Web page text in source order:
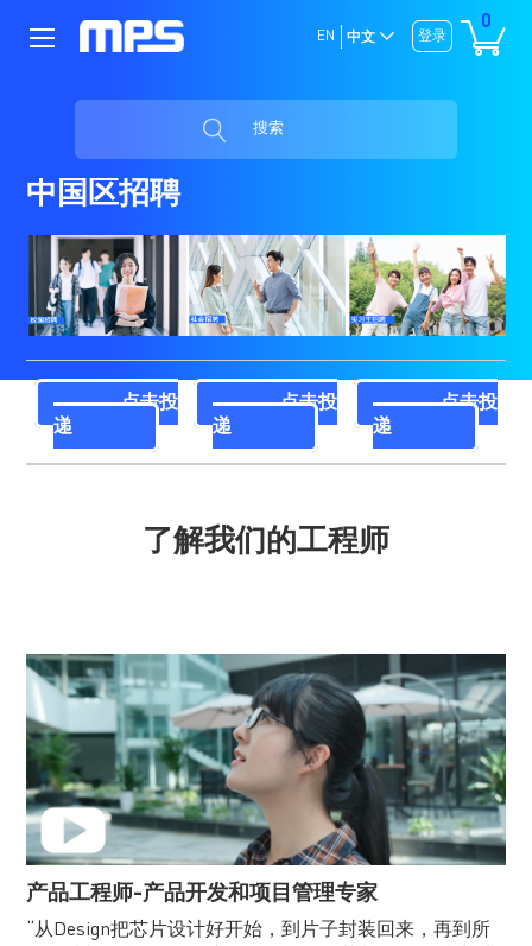
0
登录
EN 中文
搜索
中国区招聘
点击投
递
点击投
递
点击投
递
了解我们的工程师
产品工程师-产品开发和项目管理专家
“从Design把芯片设计好开始，到片子封装回来，再到所